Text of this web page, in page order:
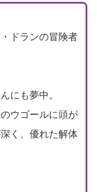
ドランの冒険者
にも夢中。
ウゴールに頭が
く、優れた解体